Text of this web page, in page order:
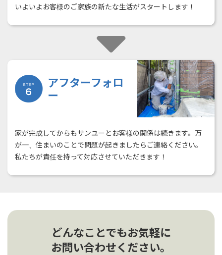
いよいよお客様のご家族の新たな生活がスタートします！
アフターフォロ
ー
家が完成してからもサンユーとお客様の関係は続きます。万
が一、住まいのことで問題が起きましたらご連絡ください。
私たちが責任を持って対応させていただきます！
どんなことでもお気軽に
お問い合わせください。